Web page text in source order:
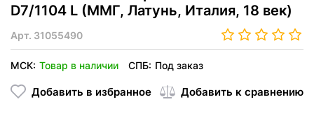
D7/1104 L (ММГ, Латунь, Италия, 18 век)
Арт. 31055490
МСК: Товар в наличии СПБ: Под заказ
Добавить в избранное Добавить к сравнению